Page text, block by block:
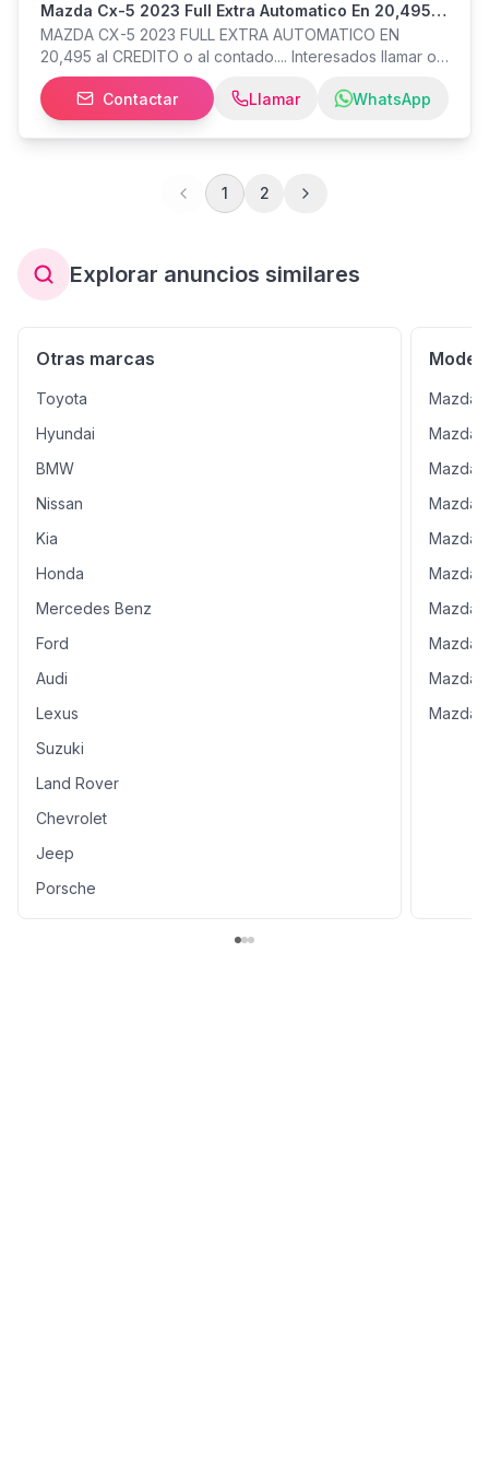
Mazda Cx-5 2023 Full Extra Automatico En 20,495
Al Credito O Alcontado
MAZDA CX-5 2023 FULL EXTRA AUTOMATICO EN
20,495 al CREDITO o al contado.... Interesados llamar o
chatear por whatsapp . Con Garantía. ISAIAS JUAREZ. *
ES LA VERSION MAS FULL * ASIENTO DE CUERO
*MALETERO ELECTRICO *ENCENDIDO DE BOTON
Contactar Llamar WhatsApp
1 2
Explorar anuncios similares
Otras marcas
Toyota
Hyundai
BMW
Nissan
Kia
Honda
Mercedes Benz
Ford
Audi
Lexus
Suzuki
Land Rover
Chevrolet
Jeep
Porsche
Mazda
Mazda
Mazda
Mazda
Mazda
Mazda
Mazda
Mazda
Mazda
Mazda